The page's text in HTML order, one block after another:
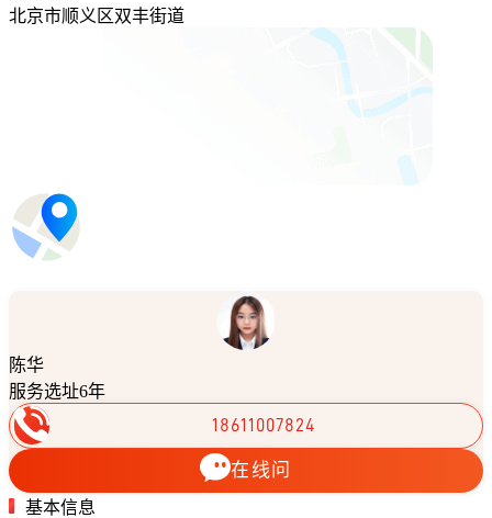
北京市顺义区双丰街道
陈华
服务选址6年
18611007824
在线问
基本信息